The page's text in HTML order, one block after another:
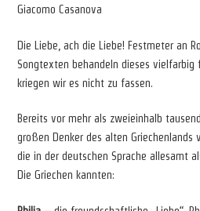
Giacomo Casanova
Die Liebe, ach die Liebe! Festmeter an
Songtexten behandeln dieses vielfarbig
kriegen wir es nicht zu fassen.
Bereits vor mehr als zweieinhalb
großen Denker des alten Griechenlands
die in der deutschen Sprache allesamt
Die Griechen kannten: